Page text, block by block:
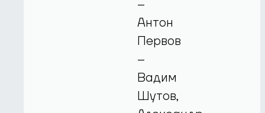
–
Антон
Первов
–
Вадим
Шутов,